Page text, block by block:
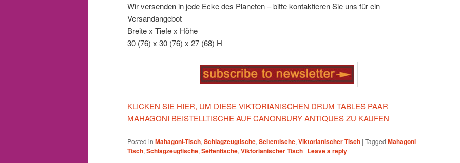
Wir versenden in jede Ecke des Planeten – bitte kontaktieren Sie uns für ein
Versandangebot
Breite x Tiefe x Höhe
30 (76) x 30 (76) x 27 (68) H
KLICKEN SIE HIER, UM DIESE VIKTORIANISCHEN DRUM TABLES PAAR
MAHAGONI BEISTELLTISCHE AUF CANONBURY ANTIQUES ZU KAUFEN
Posted in Mahagoni-Tisch, Schlagzeugtische, Seitentische, Viktorianischer Tisch | Tagged Mahagoni
Tisch, Schlagzeugtische, Seitentische, Viktorianischer Tisch | Leave a reply